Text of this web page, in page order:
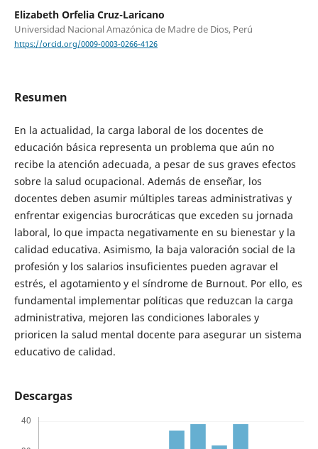
Elizabeth Orfelia Cruz-Laricano
Universidad Nacional Amazónica de Madre de Dios, Perú
https://orcid.org/0009-0003-0266-4126
Resumen
En la actualidad, la carga laboral de los docentes de
educación básica representa un problema que aún no
recibe la atención adecuada, a pesar de sus graves efectos
sobre la salud ocupacional. Además de enseñar, los
docentes deben asumir múltiples tareas administrativas y
enfrentar exigencias burocráticas que exceden su jornada
laboral, lo que impacta negativamente en su bienestar y la
calidad educativa. Asimismo, la baja valoración social de la
profesión y los salarios insuficientes pueden agravar el
estrés, el agotamiento y el síndrome de Burnout. Por ello, es
fundamental implementar políticas que reduzcan la carga
administrativa, mejoren las condiciones laborales y
prioricen la salud mental docente para asegurar un sistema
educativo de calidad.
Descargas